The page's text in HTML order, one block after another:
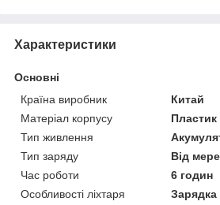
Характеристики
Основні
Країна виробник
Китай
Матеріал корпусу
Пластик
Тип живлення
Тип заряду
Від
Час роботи
6 годин
Особливості ліхтаря